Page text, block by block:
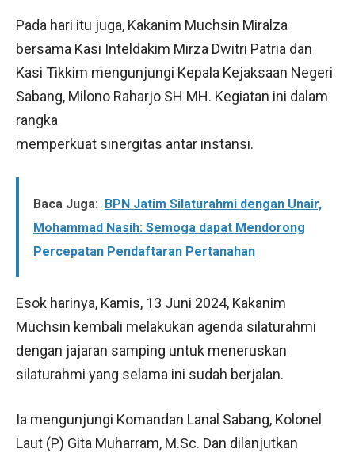
Pada hari itu juga, Kakanim Muchsin Miralza
bersama Kasi Inteldakim Mirza Dwitri Patria dan
Kasi Tikkim mengunjungi Kepala Kejaksaan Negeri
Sabang, Milono Raharjo SH MH. Kegiatan ini dalam
rangka
memperkuat sinergitas antar instansi.
Baca Juga:
BPN Jatim Silaturahmi dengan Unair,
Mohammad Nasih: Semoga dapat Mendorong
Percepatan Pendaftaran Pertanahan
Esok harinya, Kamis, 13 Juni 2024, Kakanim
Muchsin kembali melakukan agenda silaturahmi
dengan jajaran samping untuk meneruskan
silaturahmi yang selama ini sudah berjalan.
Ia mengunjungi Komandan Lanal Sabang, Kolonel
Laut (P) Gita Muharram, M.Sc. Dan dilanjutkan